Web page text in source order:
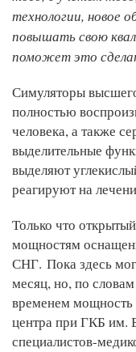
технологии, новое
повышать свою
поможет это
Симуляторы
полностью
человека, а также
выделительные
выделяют
реагируют на
Только что
мощностям
СНГ. Пока здесь
месяц, но, по
временем мощность
центра при ГКБ им.
специалистов-